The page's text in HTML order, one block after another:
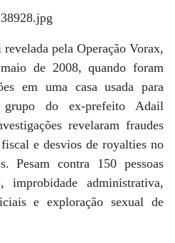
pela Operação Vorax,
de 2008, quando foram
em uma casa usada para
do ex-prefeito Adail
revelaram fraudes
e desvios de royalties no
Pesam contra 150 pessoas
improbidade administrativa,
e exploração sexual de